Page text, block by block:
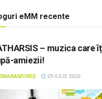
eMM recente
– muzica care
amiezii!
EMARAMUREȘ 29 IULIE 2026